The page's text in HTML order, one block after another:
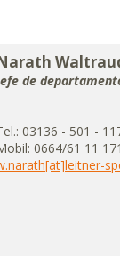
de
03136 - 501 -
0664/61 11 171